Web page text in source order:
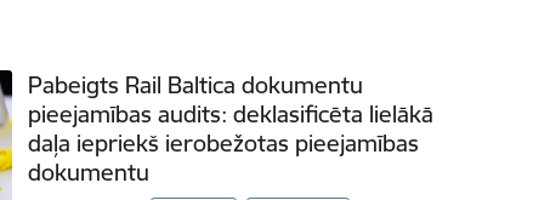
Pabeigts Rail Baltica dokumentu
pieejamības audits: deklasificēta lielākā
daļa iepriekš ierobežotas pieejamības
dokumentu